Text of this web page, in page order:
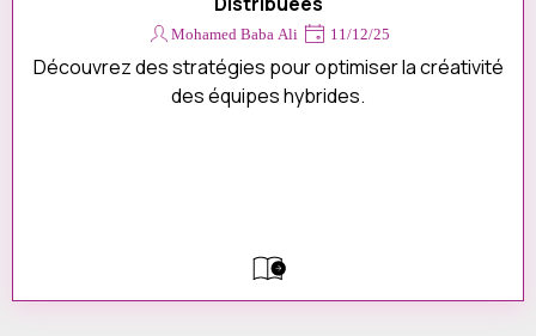
Mohamed Baba Ali 11/12/25
Découvrez des stratégies pour optimiser la créativité
des équipes hybrides.